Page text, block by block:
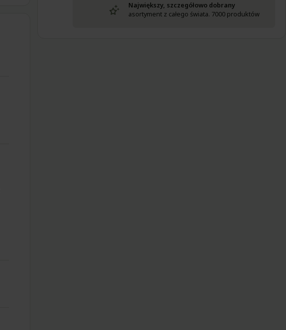
Największy, szczegółowo dobrany
asortyment z całego świata. 7000 produktów